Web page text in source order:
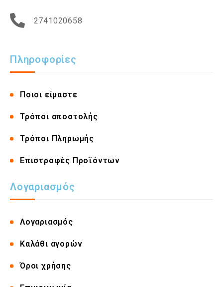
2741020658
Πληροφορίες
Ποιοι είμαστε
Τρόποι αποστολής
Τρόποι Πληρωμής
Επιστροφές Προϊόντων
Λογαριασμός
Λογαριασμός
Καλάθι αγορών
Όροι χρήσης